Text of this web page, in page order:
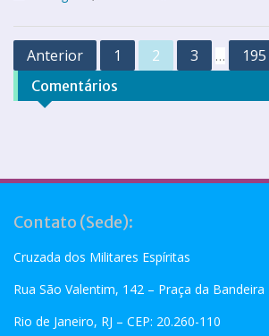
Anterior 1 2 3 … 195
Comentários
Contato (Sede):
Cruzada dos Militares Espíritas
Rua São Valentim, 142 – Praça da Bandeira
Rio de Janeiro, RJ – CEP: 20.260-110